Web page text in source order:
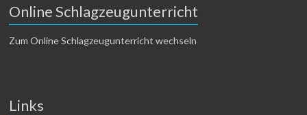
Online Schlagzeugunterricht
Zum Online Schlagzeugunterricht wechseln
Links